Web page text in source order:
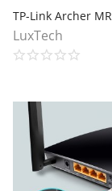
LuxTech